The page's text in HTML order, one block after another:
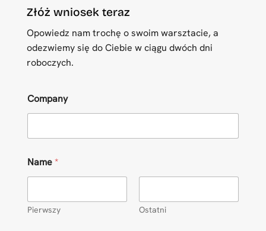
Złóż wniosek teraz
Opowiedz nam trochę o swoim warsztacie, a
odezwiemy się do Ciebie w ciągu dwóch dni
roboczych.
Company
Name*
Pierwszy Ostatni